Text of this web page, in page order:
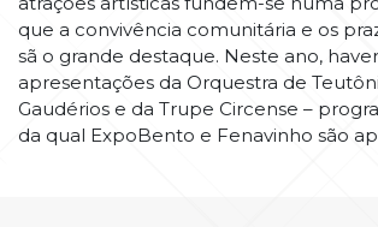
que a convivência comunitária e os
sã o grande destaque. Neste ano,
apresentações da Orquestra de
Gaudérios e da Trupe Circense –
da qual ExpoBento e Fenavinho são